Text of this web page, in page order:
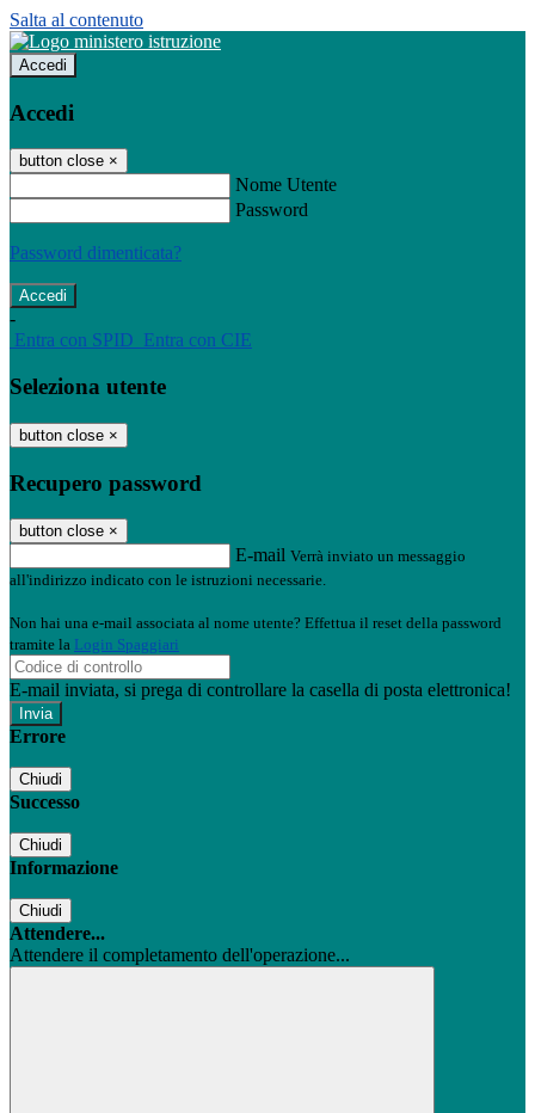
Salta al contenuto
Accedi
Accedi
button close ×
Nome Utente
Password
Password dimenticata?
-
Entra con SPID Entra con CIE
Seleziona utente
button close ×
Recupero password
button close ×
E-mail Verrà inviato un messaggio
all'indirizzo indicato con le istruzioni necessarie.
Non hai una e-mail associata al nome utente? Effettua il reset della password
tramite la Login Spaggiari
E-mail inviata, si prega di controllare la casella di posta elettronica!
Errore
Chiudi
Successo
Chiudi
Informazione
Chiudi
Attendere...
Attendere il completamento dell'operazione...